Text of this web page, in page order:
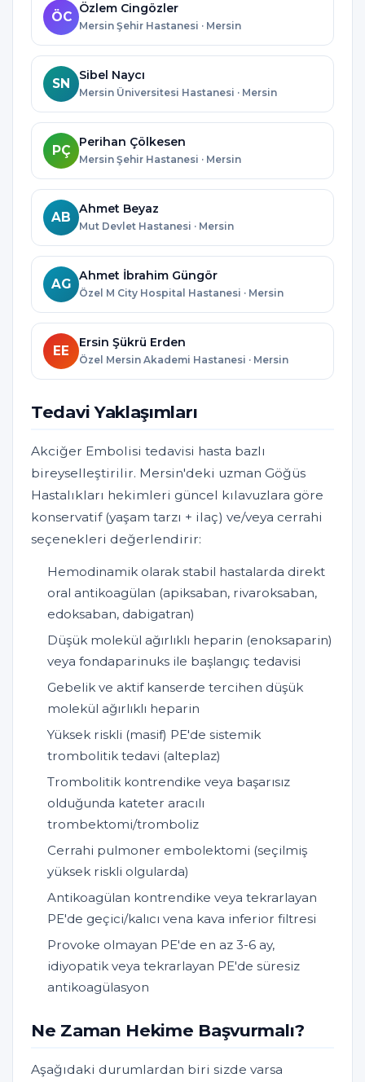
ÖC
Özlem Cingözler
Mersin Şehir Hastanesi · Mersin
SN
Sibel Naycı
Mersin Üniversitesi Hastanesi · Mersin
PÇ
Perihan Çölkesen
Mersin Şehir Hastanesi · Mersin
AB
Ahmet Beyaz
Mut Devlet Hastanesi · Mersin
AG
Ahmet İbrahim Güngör
Özel M City Hospital Hastanesi · Mersin
EE
Ersin Şükrü Erden
Özel Mersin Akademi Hastanesi · Mersin
Tedavi Yaklaşımları
Akciğer Embolisi tedavisi hasta bazlı
bireyselleştirilir. Mersin'deki uzman Göğüs
Hastalıkları hekimleri güncel kılavuzlara göre
konservatif (yaşam tarzı + ilaç) ve/veya cerrahi
seçenekleri değerlendirir:
Hemodinamik olarak stabil hastalarda direkt
oral antikoagülan (apiksaban, rivaroksaban,
edoksaban, dabigatran)
Düşük molekül ağırlıklı heparin (enoksaparin)
veya fondaparinuks ile başlangıç tedavisi
Gebelik ve aktif kanserde tercihen düşük
molekül ağırlıklı heparin
Yüksek riskli (masif) PE'de sistemik
trombolitik tedavi (alteplaz)
Trombolitik kontrendike veya başarısız
olduğunda kateter aracılı
trombektomi/tromboliz
Cerrahi pulmoner embolektomi (seçilmiş
yüksek riskli olgularda)
Antikoagülan kontrendike veya tekrarlayan
PE'de geçici/kalıcı vena kava inferior filtresi
Provoke olmayan PE'de en az 3-6 ay,
idiyopatik veya tekrarlayan PE'de süresiz
antikoagülasyon
Ne Zaman Hekime Başvurmalı?
Aşağıdaki durumlardan biri sizde varsa